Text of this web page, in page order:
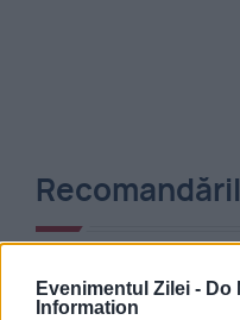
Evenimentul Zilei - Do
Information